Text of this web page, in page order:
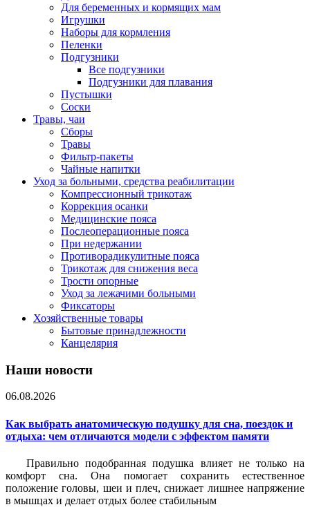
Для беременных и кормящих мам
Игрушки
Наборы для кормления
Пеленки
Подгузники
Все подгузники
Подгузники для плавания
Пустышки
Соски
Травы, чаи
Сборы
Травы
Фильтр-пакеты
Чайные напитки
Уход за больными, средства реабилитации
Компрессионный трикотаж
Коррекция осанки
Медицинские пояса
Послеоперационные пояса
При недержании
Противорадикулитные пояса
Трикотаж для снижения веса
Трости опорные
Уход за лежачими больными
Фиксаторы
Хозяйственные товары
Бытовые принадлежности
Канцелярия
Наши новости
06.08.2026
Как выбрать анатомическую подушку для сна, поездок и
отдыха: чем отличаются модели с эффектом памяти
Правильно подобранная подушка влияет не только на
комфорт сна. Она помогает сохранить естественное
положение головы, шеи и плеч, снижает лишнее напряжение
в мышцах и делает отдых более стабильным